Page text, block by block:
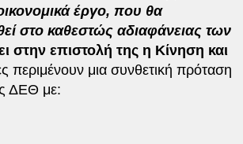
έργο, που θα
στο καθεστώς αδιαφάνειας των
στην επιστολή της η Κίνηση και
περιμένουν μια συνθετική πρόταση
ΔΕΘ με: